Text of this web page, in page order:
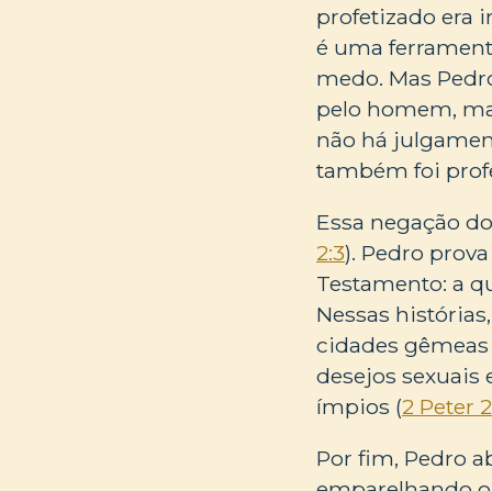
profetizado era
é uma
medo. Mas
pelo homem,
não há
também foi
Essa negação
2:3). Pedro
Testamento: a
Nessas
cidades
desejos
ímpios (2 Peter
Por fim, Pedro